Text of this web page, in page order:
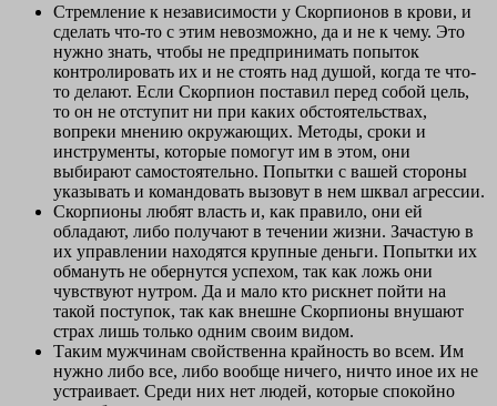
Стремление к независимости у Скорпионов в крови, и
сделать что-то с этим невозможно, да и не к чему. Это
нужно знать, чтобы не предпринимать попыток
контролировать их и не стоять над душой, когда те что-
то делают. Если Скорпион поставил перед собой цель,
то он не отступит ни при каких обстоятельствах,
вопреки мнению окружающих. Методы, сроки и
инструменты, которые помогут им в этом, они
выбирают самостоятельно. Попытки с вашей стороны
указывать и командовать вызовут в нем шквал агрессии.
Скорпионы любят власть и, как правило, они ей
обладают, либо получают в течении жизни. Зачастую в
их управлении находятся крупные деньги. Попытки их
обмануть не обернутся успехом, так как ложь они
чувствуют нутром. Да и мало кто рискнет пойти на
такой поступок, так как внешне Скорпионы внушают
страх лишь только одним своим видом.
Таким мужчинам свойственна крайность во всем. Им
нужно либо все, либо вообще ничего, ничто иное их не
устраивает. Среди них нет людей, которые спокойно